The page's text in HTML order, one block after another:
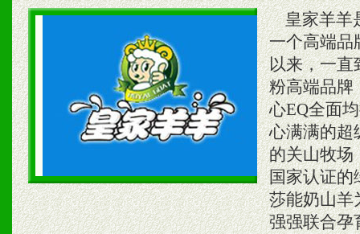
皇家羊羊
一个高端品
以来，一直
粉高端品牌
心EQ全面
心满满的超
的关山牧场
国家认证的
莎能奶山羊
强强联合孕